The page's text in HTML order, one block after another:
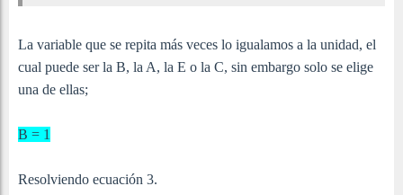
La variable que se repita más veces lo igualamos a la unidad, el
cual puede ser la B, la A, la E o la C, sin embargo solo se elige
una de ellas;
B = 1
Resolviendo ecuación 3.